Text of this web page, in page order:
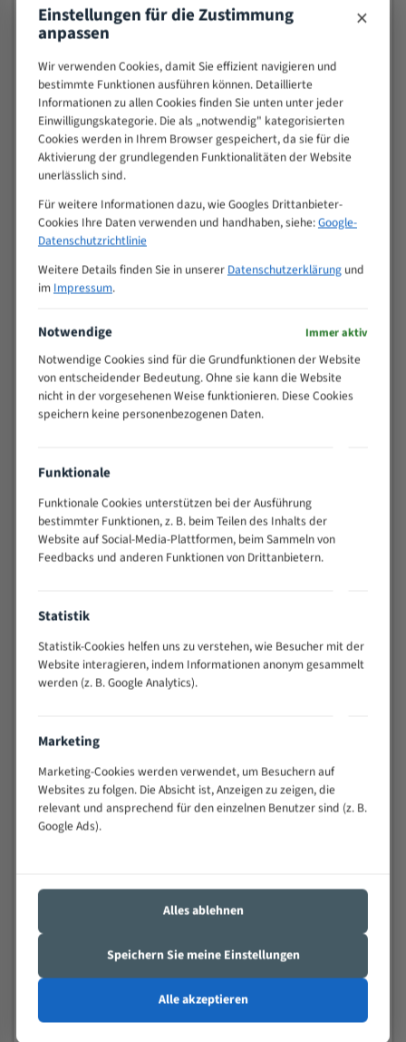
12
8/12 6/10
15
20
4/6
30
4/5
50
4/5
80
> 100
M (mm)
Zähne pro
Zoll (ZpZ)
>
25
10/14
25 - 50
50 - 120
4/6
80 - 180
3/4
130 -
450
200 -
600
1,1/1,6
> 500
0,75/1,25
Vorteile:
Anwendungen
Widerstandsfähig gegen Zahnbruch auch bei
schwierigen Werkstücken (Materialmischung,
wechselnde Verbindungslängen)
Äußerst verschleißfest
Technische Beschreibung:
Positiver Spanwinkel
Stahl
Speziell entwickelt für Profile / Rohre
Einstellungen für die Zustimmung
anpassen ×
Wir verwenden Cookies, damit Sie effizient navigieren und
bestimmte Funktionen ausführen können. Detaillierte
Informationen zu allen Cookies finden Sie unten unter jeder
Einwilligungskategorie. Die als „notwendig" kategorisierten
Cookies werden in Ihrem Browser gespeichert, da sie für die
Aktivierung der grundlegenden Funktionalitäten der Website
unerlässlich sind.
Für weitere Informationen dazu, wie Googles Drittanbieter-
Cookies Ihre Daten verwenden und handhaben, siehe:Google-
Datenschutzrichtlinie
Weitere Details finden Sie in unserer Datenschutzerklärungund
im Impressum.
Notwendige Immer aktiv
Notwendige Cookies sind für die Grundfunktionen der Website
von entscheidender Bedeutung. Ohne sie kann die Website
nicht in der vorgesehenen Weise funktionieren. Diese Cookies
speichern keine personenbezogenen Daten.
Funktionale
Funktionale Cookies unterstützen bei der Ausführung
bestimmter Funktionen, z. B. beim Teilen des Inhalts der
Website auf Social-Media-Plattformen, beim Sammeln von
Feedbacks und anderen Funktionen von Drittanbietern.
Statistik
Statistik-Cookies helfen uns zu verstehen, wie Besucher mit der
Website interagieren, indem Informationen anonym gesammelt
werden (z. B. Google Analytics).
Marketing
Marketing-Cookies werden verwendet, um Besuchern auf
Websites zu folgen. Die Absicht ist, Anzeigen zu zeigen, die
relevant und ansprechend für den einzelnen Benutzer sind (z. B.
Google Ads).
Alles ablehnen
Speichern Sie meine Einstellungen
Alle akzeptieren